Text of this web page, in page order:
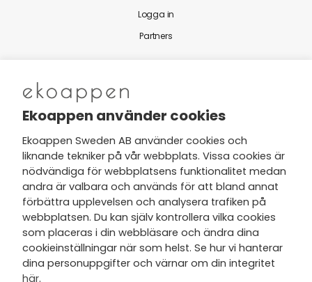
Logga in
Partners
Nytt från Ekoappen
Jag har tagit del av Ekoappens
personuppgifts- och
integritetspolicyoch tar gärna del
av nyheter, hälsotips och exklusiva
erbjudanden via min e-post.
Ekoappen använder cookies
Ekoappen Sweden AB använder cookies och
liknande tekniker på vår webbplats. Vissa cookies är
nödvändiga för webbplatsens funktionalitet medan
andra är valbara och används för att bland annat
förbättra upplevelsen och analysera trafiken på
webbplatsen. Du kan själv kontrollera vilka cookies
som placeras i din webbläsare och ändra dina
cookieinställningar när som helst. Se hur vi hanterar
dina personuppgifter och värnar om din integritet
här.